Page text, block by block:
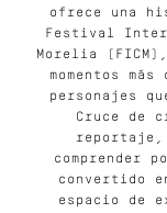
ofrece una
Festival
Morelia
momentos
personajes
Cruce de
reportaje,
comprender
convertido
espacio de